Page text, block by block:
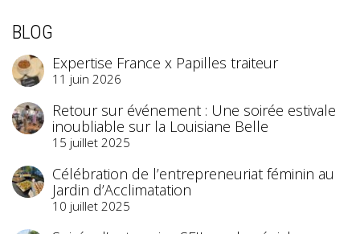
BLOG
Expertise France x Papilles traiteur
11 juin 2026
Retour sur événement : Une soirée estivale
inoubliable sur la Louisiane Belle
15 juillet 2025
Célébration de l’entrepreneuriat féminin au
Jardin d’Acclimatation
10 juillet 2025